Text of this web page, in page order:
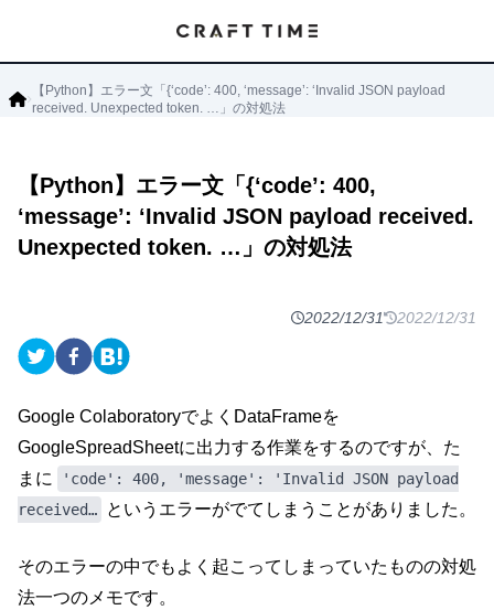
【Python】エラー文「{‘code’: 400, ‘message’: ‘Invalid JSON payload
received. Unexpected token. …」の対処法
【Python】エラー文「{‘code’: 400,
‘message’: ‘Invalid JSON payload received.
Unexpected token. …」の対処法
2022/12/31 2022/12/31
Google ColaboratoryでよくDataFrameを
GoogleSpreadSheetに出力する作業をするのですが、た
まに
'code': 400, 'message': 'Invalid JSON payload
received…
というエラーがでてしまうことがありました。
そのエラーの中でもよく起こってしまっていたものの対処
法一つのメモです。